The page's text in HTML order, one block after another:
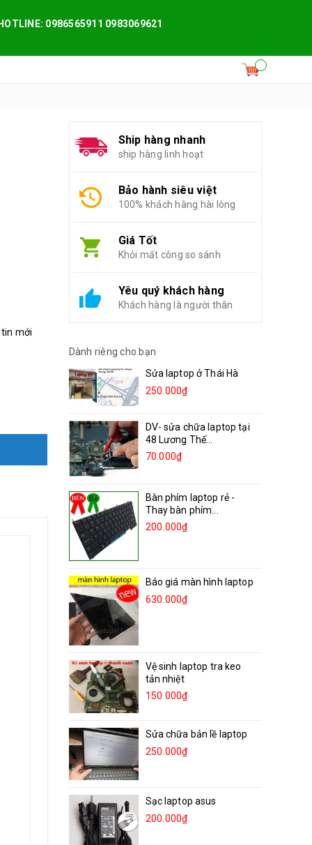
0986565911 0983069621
mới
Ship hàng nhanh
ship hàng linh hoạt
Bảo hành siêu việt
100% khách hàng hài lòng
Giá Tốt
Khỏi mất công so sánh
Yêu quý khách hàng
Khách hàng là người thân
Dành riêng cho bạn
Sửa laptop ở Thái Hà
250.000₫
DV- sửa chữa laptop tại
48 Lương Thế...
70.000₫
Bàn phím laptop rẻ -
Thay bàn phím...
200.000₫
Báo giá màn hình laptop
630.000₫
Vệ sinh laptop tra keo
tản nhiệt
150.000₫
Sửa chữa bản lề laptop
250.000₫
Sạc laptop asus
200.000₫